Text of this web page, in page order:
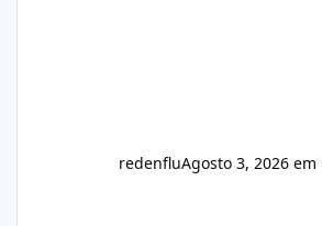
redenfluAgosto 3, 2026 em